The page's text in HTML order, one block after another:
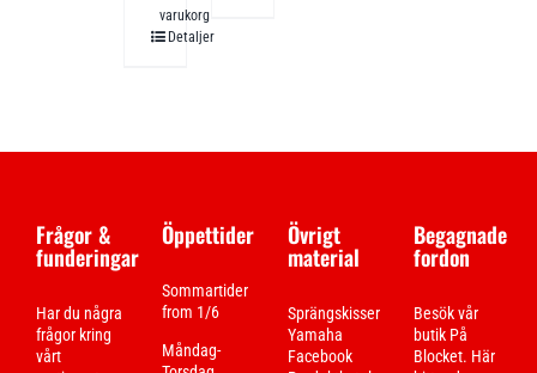
varukorg
Detaljer
Frågor &
funderingar
Har du några
frågor kring
vårt
Öppettider
Sommartider
from 1/6
Måndag-
Övrigt
material
Sprängskisser
Yamaha
Facebook
Begagnade
fordon
Besök vår
butik På
Blocket. Här